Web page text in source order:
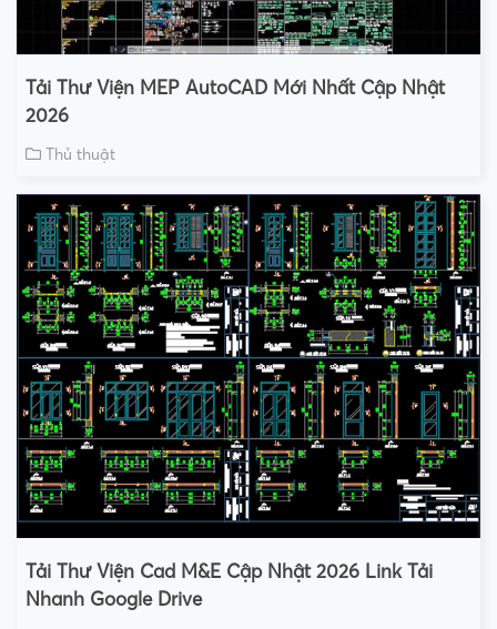
Tải Thư Viện MEP AutoCAD Mới Nhất Cập Nhật
2026
Thủ thuật
Tải Thư Viện Cad M&E Cập Nhật 2026 Link Tải
Nhanh Google Drive